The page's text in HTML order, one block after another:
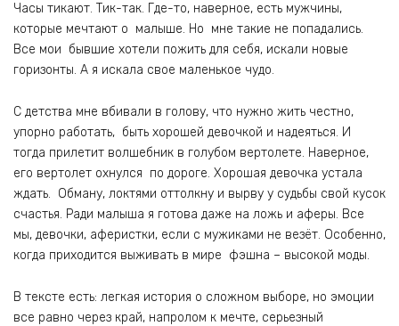
Часы тикают. Тик-так. Где-то, наверное, есть мужчины,
которые мечтают о малыше. Но мне такие не попадались.
Все мои бывшие хотели пожить для себя, искали новые
горизонты. А я искала свое маленькое чудо.
С детства мне вбивали в голову, что нужно жить честно,
упорно работать, быть хорошей девочкой и надеяться. И
тогда прилетит волшебник в голубом вертолете. Наверное,
его вертолет охнулся по дороге. Хорошая девочка устала
ждать. Обману, локтями оттолкну и вырву у судьбы свой кусок
счастья. Ради малыша я готова даже на ложь и аферы. Все
мы, девочки, аферистки, если с мужиками не везёт. Особенно,
когда приходится выживать в мире фэшна – высокой моды.
В тексте есть: легкая история о сложном выборе, но эмоции
все равно через край, напролом к мечте, серьезный